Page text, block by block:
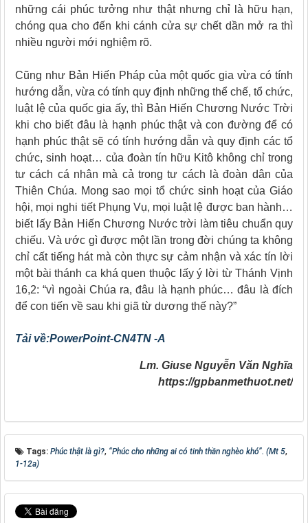
những cái phúc tưởng như thật nhưng chỉ là hữu hạn,
chóng qua cho đến khi cánh cửa sự chết dần mở ra thì
nhiều người mới nghiệm rõ.
Cũng như Bản Hiến Pháp của một quốc gia vừa có tính
hướng dẫn, vừa có tính quy định những thể chế, tổ chức,
luật lệ của quốc gia ấy, thì Bản Hiến Chương Nước Trời
khi cho biết đâu là hạnh phúc thật và con đường để có
hạnh phúc thật sẽ có tính hướng dẫn và quy định các tổ
chức, sinh hoạt… của đoàn tín hữu Kitô không chỉ trong
tư cách cá nhân mà cả trong tư cách là đoàn dân của
Thiên Chúa. Mong sao mọi tổ chức sinh hoạt của Giáo
hội, mọi nghi tiết Phụng Vụ, mọi luật lệ được ban hành…
biết lấy Bản Hiến Chương Nước trời làm tiêu chuẩn quy
chiếu. Và ước gì được một lần trong đời chúng ta không
chỉ cất tiếng hát mà còn thực sự cảm nhận và xác tín lời
một bài thánh ca khá quen thuộc lấy ý lời từ Thánh Vịnh
16,2: “vì ngoài Chúa ra, đâu là hạnh phúc… đâu là đích
để con tiến về sau khi giã từ dương thế này?”
Tải về:PowerPoint-CN4TN -A
Lm. Giuse Nguyễn Văn Nghĩa
https://gpbanmethuot.net/
Tags: Phúc thật là gì?, “Phúc cho những ai có tinh thần nghèo khó”. (Mt 5,
1-12a)